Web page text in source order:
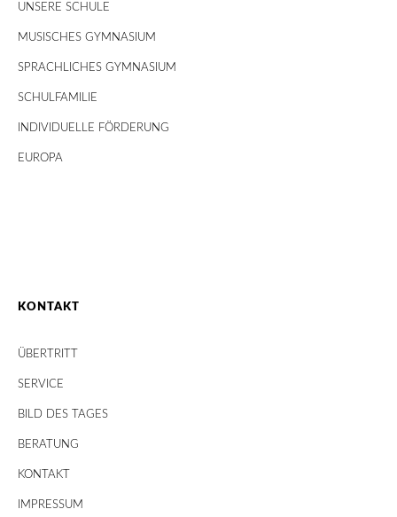
UNSERE SCHULE
MUSISCHES GYMNASIUM
SPRACHLICHES GYMNASIUM
SCHULFAMILIE
INDIVIDUELLE FÖRDERUNG
EUROPA
KONTAKT
ÜBERTRITT
SERVICE
BILD DES TAGES
BERATUNG
KONTAKT
IMPRESSUM